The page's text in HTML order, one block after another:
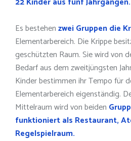
Es bestehenzwei Gruppen die
Elementarbereich. Die Krippe
geschützten Raum. Sie wird von
Bedarf aus dem zweitjüngsten
Kinder bestimmen ihr Tempo für
Elementarbereich eigenständig.
Mittelraum wird von beiden
funktioniert als Restaurant,
Regelspielraum.